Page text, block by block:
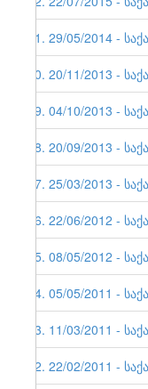
31. 29/05/2014 -
30. 20/11/2013 -
29. 04/10/2013 -
28. 20/09/2013 -
27. 25/03/2013 -
26. 22/06/2012 -
25. 08/05/2012 -
24. 05/05/2011 -
23. 11/03/2011 -
22. 22/02/2011 -